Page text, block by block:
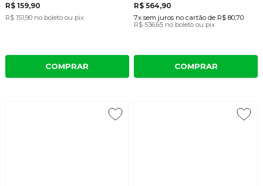
R$ 159,90
R$ 151,90 no boleto ou pix
COMPRAR
R$ 564,90
7x sem juros no cartão de R$ 80,70
R$ 536,65 no boleto ou pix
COMPRAR